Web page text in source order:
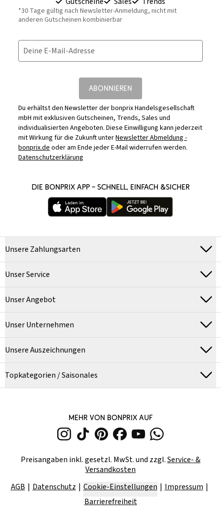
*30 Tage gültig nach Newsletter-Anmeldung, nicht mit
anderen Gutscheinen kombinierbar
Deine E-Mail-Adresse
ABONNIEREN
Du erhältst den Newsletter der bonprix Handelsgesellschaft
mbH mit exklusiven Gutscheinen, Trends, Sales und
individualisierten Angeboten. Diese Einwilligung kann jederzeit
mit Wirkung für die Zukunft unterNewsletter Abmeldung -
bonprix.deoder am Ende jeder E-Mail widerrufen werden.
Datenschutzerklärung
DIE BONPRIX APP – SCHNELL, EINFACH &SICHER
Unsere Zahlungsarten
Unser Service
Unser Angebot
Unser Unternehmen
Unsere Auszeichnungen
Topkategorien / Saisonales
MEHR VON BONPRIX AUF
Preisangaben inkl. gesetzl. MwSt. und zzgl.Service- &
Versandkosten
AGB
Datenschutz Cookie-Einstellungen
Impressum
Barrierefreiheit